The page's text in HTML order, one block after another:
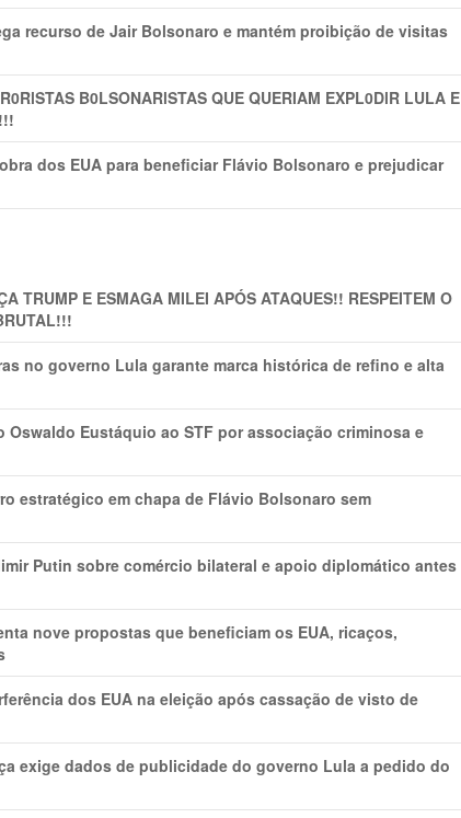
recurso de Jair Bolsonaro e mantém proibição de visitas
B0LSONARlSTAS QUE QUERIAM EXPL0DlR LULA E
dos EUA para beneficiar Flávio Bolsonaro e prejudicar
TRUMP E ESMAGA MILEI APÓS ATAQUES!! RESPEITEM O
no governo Lula garante marca histórica de refino e alta
Oswaldo Eustáquio ao STF por associação criminosa e
estratégico em chapa de Flávio Bolsonaro sem
Putin sobre comércio bilateral e apoio diplomático antes
nove propostas que beneficiam os EUA, ricaços,
dos EUA na eleição após cassação de visto de
exige dados de publicidade do governo Lula a pedido do